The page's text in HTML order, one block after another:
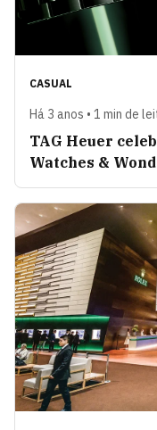
CASUAL
Há 3 anos • 1 min de
TAG Heuer
Watches &